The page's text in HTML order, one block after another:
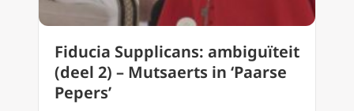
Fiducia Supplicans: ambiguïteit
(deel 2) – Mutsaerts in ‘Paarse
Pepers’